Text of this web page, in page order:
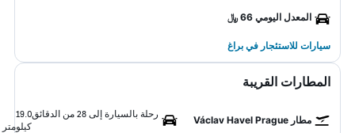
المعدل اليومي 66 ﷼
سيارات للاستئجار في براغ
المطارات القريبة
مطار Václav Havel Prague
رحلة بالسيارة إلى 28 من الدقائق
19.0
كيلومتر